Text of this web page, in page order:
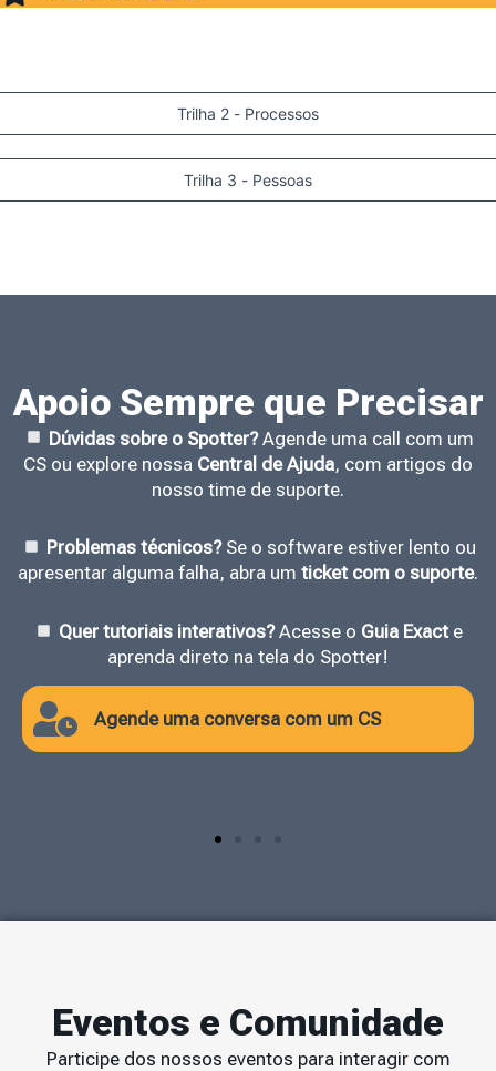
Trilha 2 - Processos
Trilha 3 - Pessoas
Apoio Sempre que Precisar
Dúvidas sobre o Spotter?Agende uma call com um
CS ou explore nossa Central de Ajuda, com artigos do
nosso time de suporte.
Problemas técnicos?Se o software estiver lento ou
apresentar alguma falha, abra um ticket com o suporte.
Quer tutoriais interativos?Acesse o Guia Exacte
aprenda direto na tela do Spotter!
Agende uma conversa com um CS
Eventos e Comunidade
Participe dos nossos eventos para interagir com